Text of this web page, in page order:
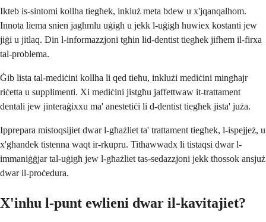
Ikteb is-sintomi kollha tiegħek, inkluż meta bdew u x'jqanqalhom.
Innota liema snien jagħmlu uġigħ u jekk l-uġigħ huwiex kostanti jew
jiġi u jitlaq. Din l-informazzjoni tgħin lid-dentist tiegħek jifhem il-firxa
tal-problema.
Ġib lista tal-mediċini kollha li qed tieħu, inklużi mediċini mingħajr
riċetta u supplimenti. Xi mediċini jistgħu jaffettwaw it-trattament
dentali jew jinteraġixxu ma' anestetiċi li d-dentist tiegħek jista' juża.
Ipprepara mistoqsijiet dwar l-għażliet ta' trattament tiegħek, l-ispejjeż, u
x'għandek tistenna waqt ir-rkupru. Titħawwadx li tistaqsi dwar l-
immaniġġjar tal-uġigħ jew l-għażliet tas-sedazzjoni jekk tħossok ansjuż
dwar il-proċedura.
X'inhu l-punt ewlieni dwar il-kavitajiet?